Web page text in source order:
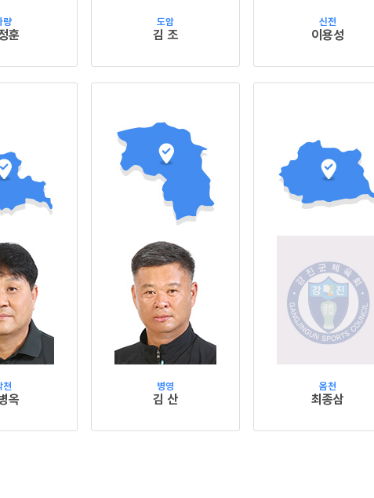
량
훈
도암
김 조
신전
이용성
천
옥
병영
김 산
옴천
최종삼